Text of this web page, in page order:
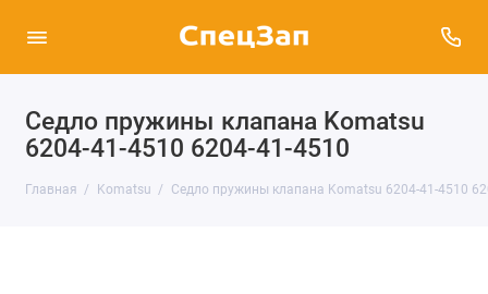
Седло пружины клапана Komatsu
6204-41-4510 6204-41-4510
Главная Komatsu Седло пружины клапана Komatsu 6204-41-4510